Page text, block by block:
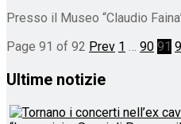
Presso il Museo “Claudio
Page 91 of 92 Prev 1 … 90 91
Ultime notizie